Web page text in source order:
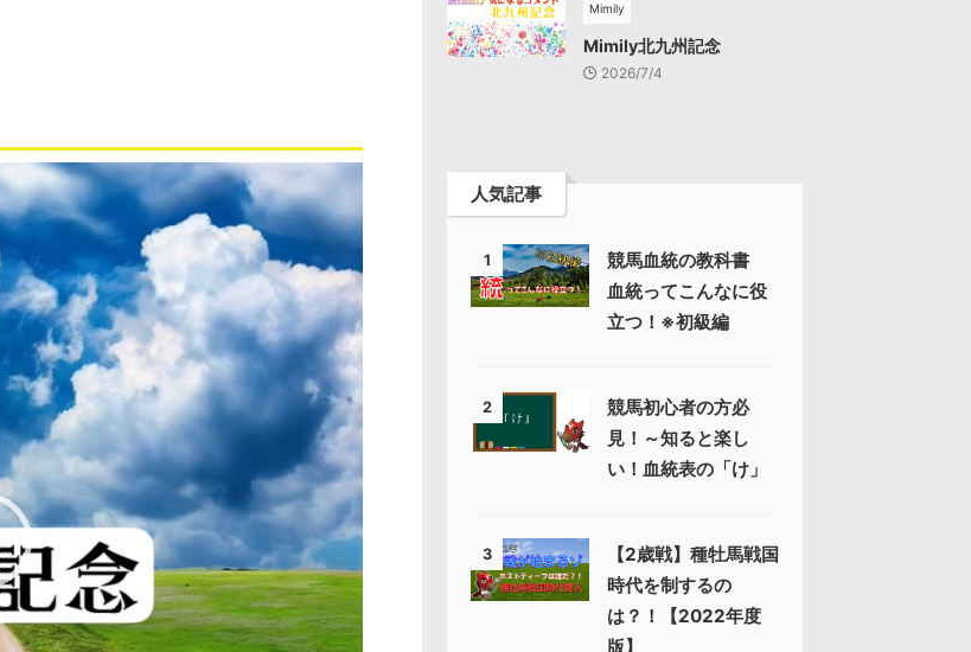
Mimily
Mimily北九州記念
2026/7/4
人気記事
1
競馬血統の教科書
血統ってこんなに役
立つ！※初級編
2
競馬初心者の方必
見！～知ると楽し
い！血統表の「け」
3
【2歳戦】種牡馬戦国
時代を制するの
は？！【2022年度
版】